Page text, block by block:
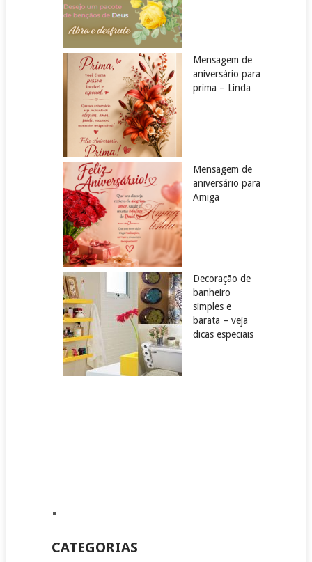
Mensagem de
aniversário para
prima – Linda
Mensagem de
aniversário para
Amiga
Decoração de
banheiro
simples e
barata – veja
dicas especiais
CATEGORIAS